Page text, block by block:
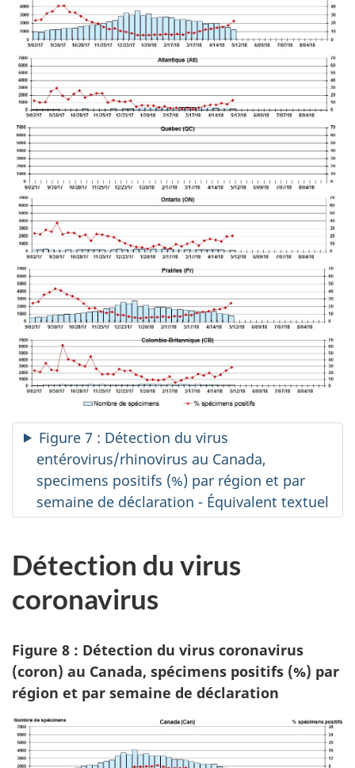
Figure 7 : Détection du virus
entérovirus/rhinovirus au Canada,
specimens positifs (%) par région et par
semaine de déclaration - Équivalent textuel
Détection du virus
coronavirus
Figure 8 : Détection du virus coronavirus
(coron) au Canada, spécimens positifs (%) par
région et par semaine de déclaration